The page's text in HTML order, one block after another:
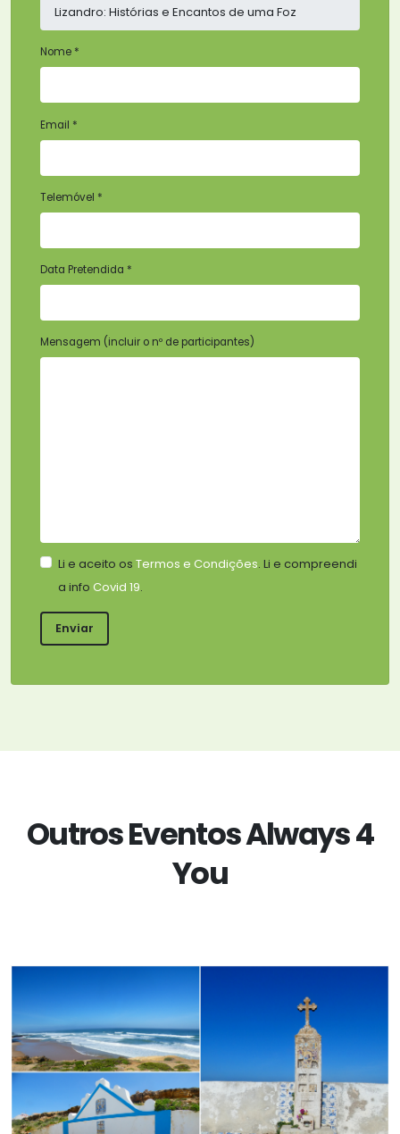
Nome *
Email *
Telemóvel *
Data Pretendida *
Mensagem (incluir o nº de participantes)
Li e aceito os Termos e Condições. Li e compreendi
a info Covid 19.
Outros Eventos Always 4
You